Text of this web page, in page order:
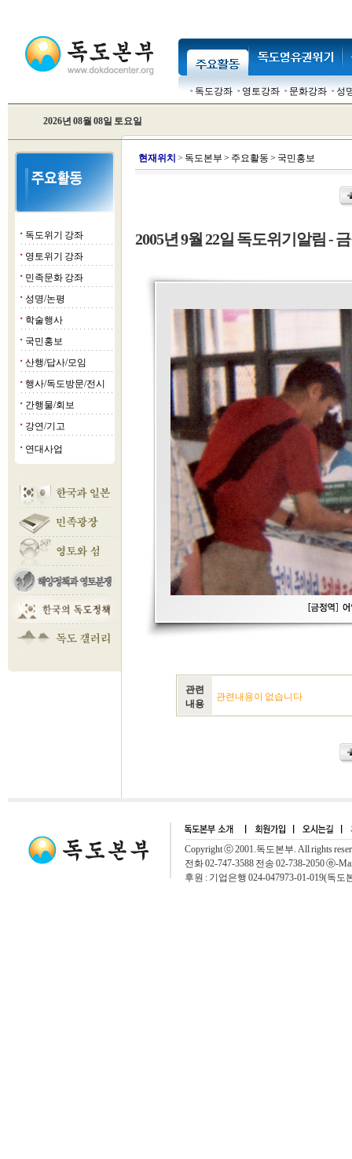
독도강좌 영토강좌 문화강좌 성
2026년 08월 08일 토요일
■ 독도위기 강좌
■ 영토위기 강좌
■ 민족문화 강좌
■ 성명/논평
■ 학술행사
■ 국민홍보
■ 산행/답사/모임
■ 행사/독도방문/전시
■ 간행물/회보
■ 강연/기고
■ 연대사업
현재위치 > 독도본부 > 주요활동 > 국민홍보
2005년 9월 22일 독도위기알림 -
관련
내용
관련내용이 없습니다
Copyright ⓒ 2001.독도본부. All rights
전화 02-747-3588 전송 02-738-2050 ⓔ-
후원 : 기업은행 024-047973-01-019(독도